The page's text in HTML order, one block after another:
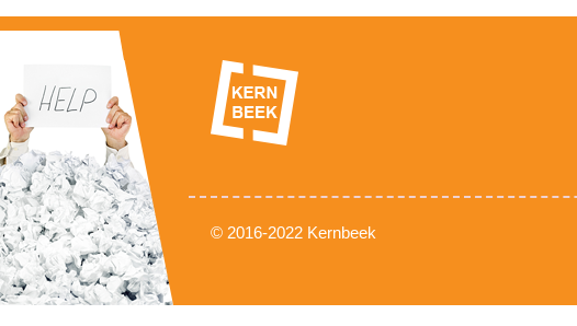
© 2016-2022 Kernbeek